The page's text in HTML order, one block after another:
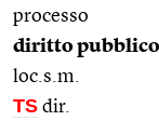
processo
diritto pubblico
loc.s.m.
TS dir.